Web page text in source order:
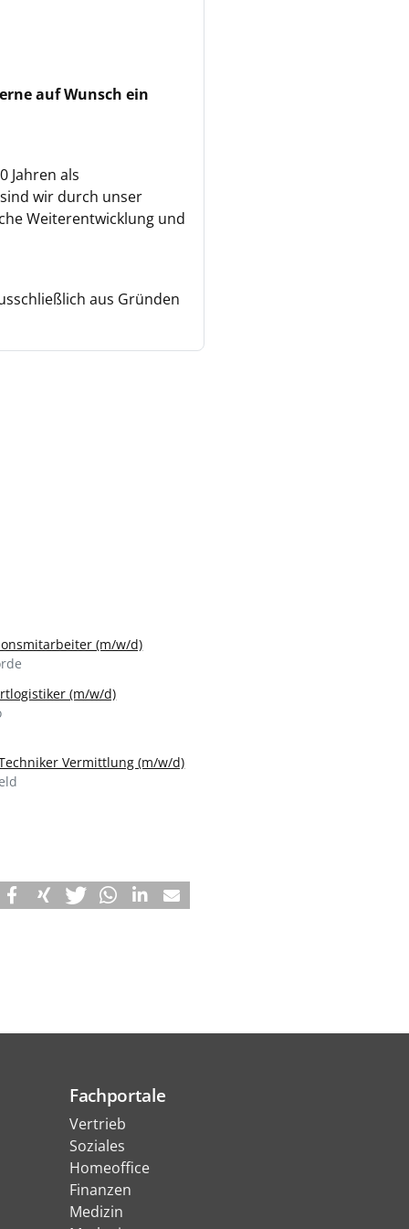
auf Wunsch ein
Jahren als
wir durch unser
Weiterentwicklung und
aus Gründen
(m/w/d)
(m/w/d)
Vermittlung (m/w/d)
Fachportale
Vertrieb
Soziales
Homeoffice
Finanzen
Medizin